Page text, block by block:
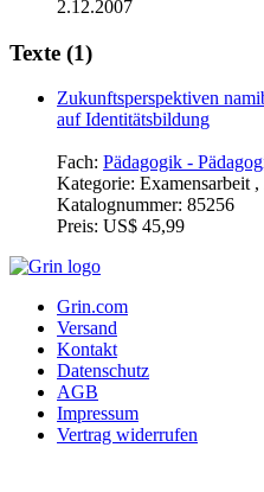
2.12.2007
Texte (1)
Zukunftsperspektiven
auf Identitätsbildung
Fach: Pädagogik -
Kategorie: Examensarbeit
Katalognummer: 85256
Preis: US$ 45,99
Grin.com
Versand
Kontakt
Datenschutz
AGB
Impressum
Vertrag widerrufen